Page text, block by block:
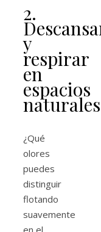
2.
y
respirar
en
espacios
naturales
¿Qué
olores
puedes
distinguir
flotando
suavemente